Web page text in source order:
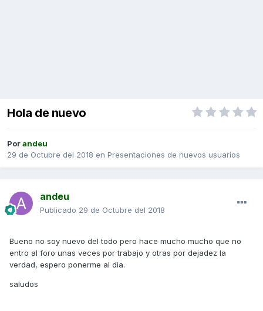
Hola de nuevo
Porandeu
29 de Octubre del 2018 en Presentaciones de nuevos usuarios
andeu
Publicado 29 de Octubre del 2018
Bueno no soy nuevo del todo pero hace mucho mucho que no
entro al foro unas veces por trabajo y otras por dejadez la
verdad, espero ponerme al dia.
saludos